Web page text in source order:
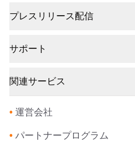
プレスリリース配信
サポート
関連サービス
• 運営会社
• パートナープログラム